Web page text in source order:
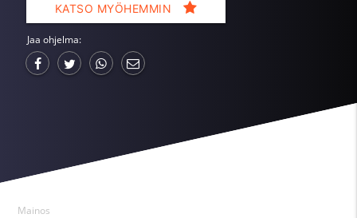
KATSO MYÖHEMMIN
Jaa ohjelma:
Mainos